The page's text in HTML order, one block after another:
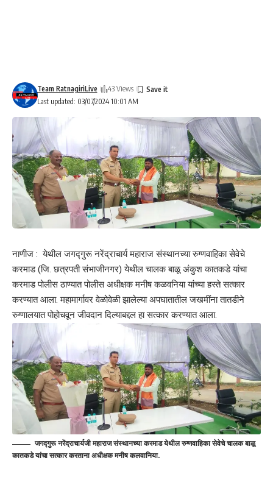
Last updated: 03/07/2024 10:01 AM
Team RatnagiriLive 43 Views
नाणीज : येथील जगद्गुरू नरेंद्राचार्य महाराज संस्थानच्या रुग्णवाहिका सेवेचे
करमाड (जि. छत्रपती संभाजीनगर) येथील चालक बाळू अंकुश कातकडे यांचा
करमाड पोलीस ठाण्यात पोलीस अधीक्षक मनीष कळवनिया यांच्या हस्ते सत्कार
करण्यात आला. महामार्गावर वेळोवेळी झालेल्या अपघातातील जखमींना तातडीने
रुग्णालयात पोहोचवून जीवदान दिल्याबद्दल हा सत्कार करण्यात आला.
जगद्गुरू नरेंद्राचार्यजी महाराज संस्थानच्या करमाड येथील रुग्णवाहिका सेवेचे चालक बाळू
कातकडे यांचा सत्कार करताना अधीक्षक मनीष कलवानिया.